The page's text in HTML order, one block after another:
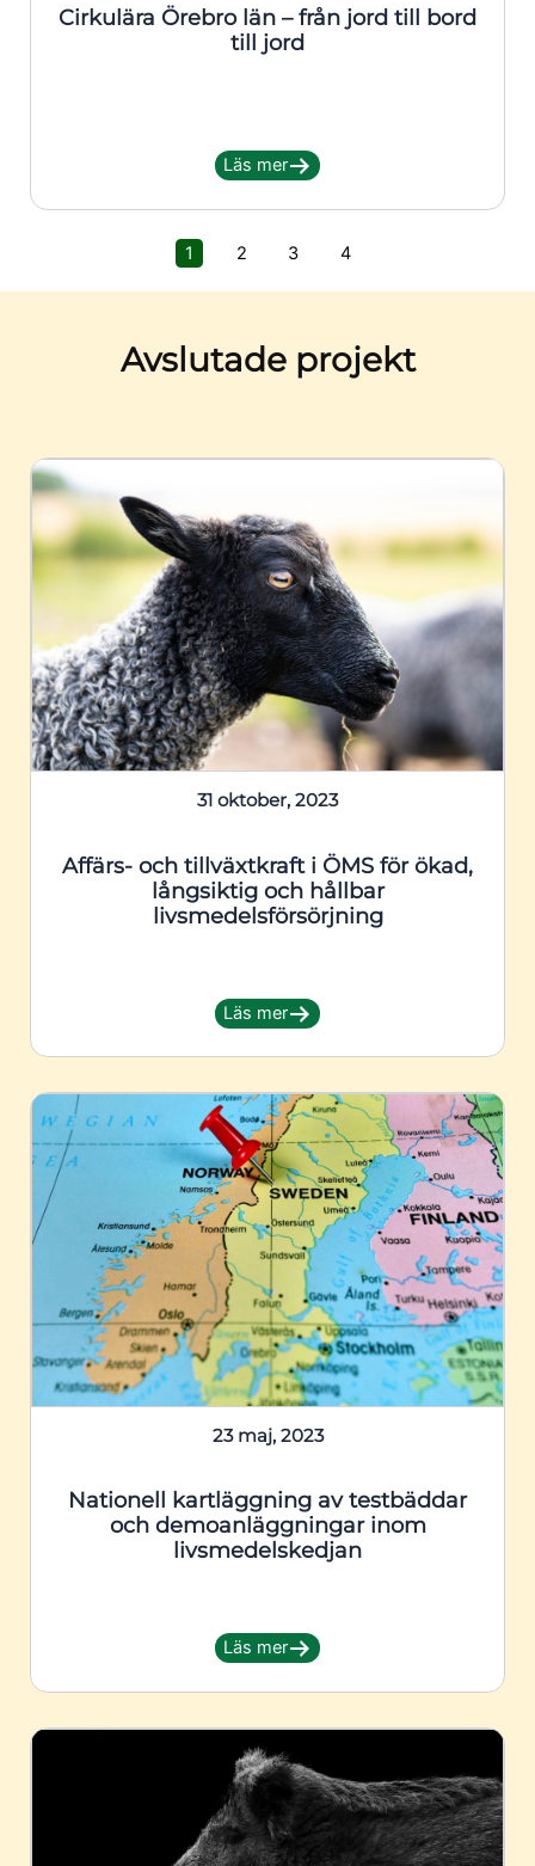
Cirkulära Örebro län – från jord till bord
till jord
Läs mer
1 2 3 4
Avslutade projekt
31 oktober, 2023
Affärs- och tillväxtkraft i ÖMS för ökad,
långsiktig och hållbar
livsmedelsförsörjning
Läs mer
23 maj, 2023
Nationell kartläggning av testbäddar
och demoanläggningar inom
livsmedelskedjan
Läs mer